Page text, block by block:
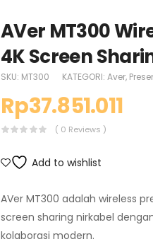
AVer MT300
4K Screen
SKU: MT300 KATEGORI: Aver,
Rp37.851.011
( 0 Reviews )
Add to wishlist
AVer MT300 adalah wireless
screen sharing nirkabel
kolaborasi modern.